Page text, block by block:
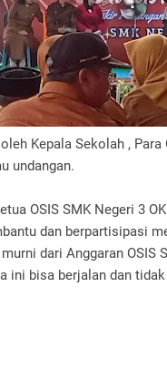
Kepala Sekolah , Para
undangan.
OSIS SMK Negeri 3
dan berpartisipasi
dari Anggaran OSIS
ini bisa berjalan dan